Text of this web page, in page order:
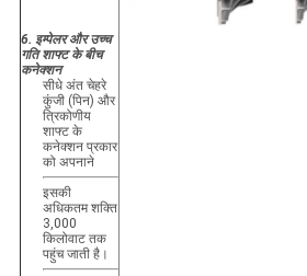
6. इम्पेलर और उच्च
गति शाफ्ट के बीच
कनेक्शन
सीधे अंत चेहरे
कुंजी (पिन) और
त्रिकोणीय
शाफ्ट के
कनेक्शन प्रकार
को अपनाने
इसकी
अधिकतम शक्ति
3,000
किलोवाट तक
पहुंच जाती है।